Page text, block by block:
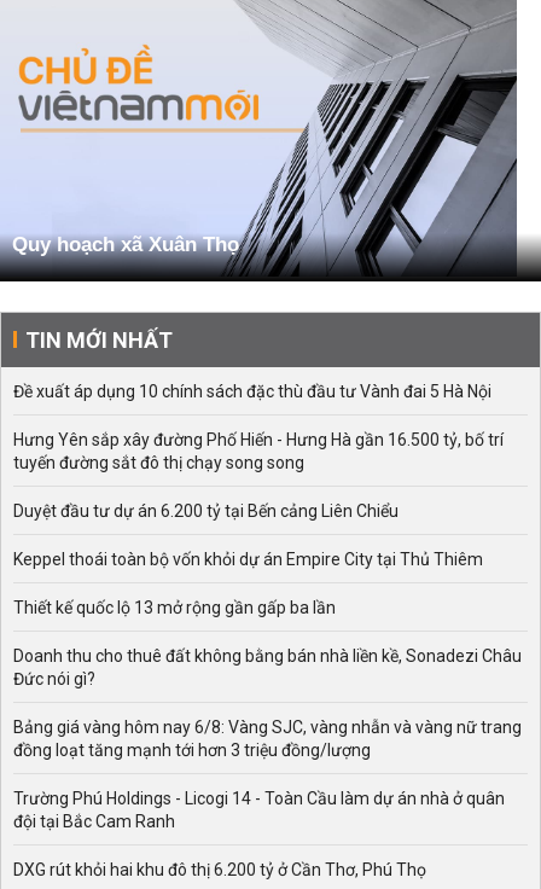
Quy hoạch xã Xuân Thọ
TIN MỚI NHẤT
Đề xuất áp dụng 10 chính sách đặc thù đầu tư Vành đai 5 Hà Nội
Hưng Yên sắp xây đường Phố Hiến - Hưng Hà gần 16.500 tỷ, bố trí
tuyến đường sắt đô thị chạy song song
Duyệt đầu tư dự án 6.200 tỷ tại Bến cảng Liên Chiểu
Keppel thoái toàn bộ vốn khỏi dự án Empire City tại Thủ Thiêm
Thiết kế quốc lộ 13 mở rộng gần gấp ba lần
Doanh thu cho thuê đất không bằng bán nhà liền kề, Sonadezi Châu
Đức nói gì?
Bảng giá vàng hôm nay 6/8: Vàng SJC, vàng nhẫn và vàng nữ trang
đồng loạt tăng mạnh tới hơn 3 triệu đồng/lượng
Trường Phú Holdings - Licogi 14 - Toàn Cầu làm dự án nhà ở quân
đội tại Bắc Cam Ranh
DXG rút khỏi hai khu đô thị 6.200 tỷ ở Cần Thơ, Phú Thọ